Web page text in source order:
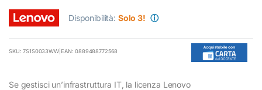
Disponibilità: Solo 3! ⓘ
SKU: 7S1S0033WW| EAN: 0889488772568
Se gestisci un’infrastruttura IT, la licenza Lenovo